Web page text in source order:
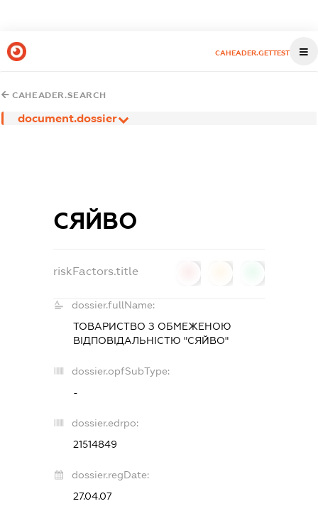
CAHEADER.GETTEST
CAHEADER.SEARCH
document.dossier
СЯЙВО
riskFactors.title
dossier.fullName:
ТОВАРИСТВО З ОБМЕЖЕНОЮ
ВІДПОВІДАЛЬНІСТЮ "СЯЙВО"
dossier.opfSubType:
-
dossier.edrpo:
21514849
dossier.regDate:
27.04.07